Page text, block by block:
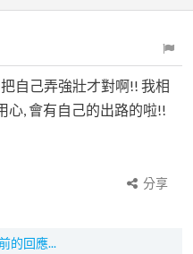
自己弄強壯才對啊!! 我相
心, 會有自己的出路的啦!!
分享
的回應...